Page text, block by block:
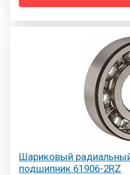
Шариковый
подшипник 61906-2RZ